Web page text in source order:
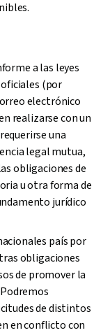
a las leyes
oficiales (por
electrónico
realizarse con un
una
legal mutua,
obligaciones de
u otra forma de
jurídico
país por
obligaciones
de promover la
de distintos
en conflicto con